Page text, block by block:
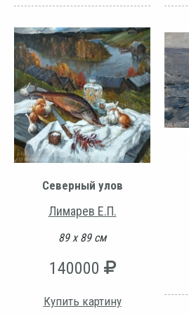
Северный улов
Лимарев Е.П.
89 х 89 см
140000
Купить картину